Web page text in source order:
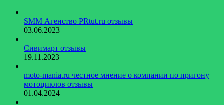
SMM Агенство PRtut.ru отзывы
03.06.2023
Сивимарт отзывы
19.11.2023
moto-mania.ru честное мнение о компании по пригону
мотоциклов отзывы
01.04.2024